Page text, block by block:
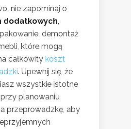
nie zapominaj o
dodatkowych,
demontaż
które mogą
całkowity koszt
. Upewnij się, że
wszystkie istotne
planowaniu
przeprowadzkę, aby